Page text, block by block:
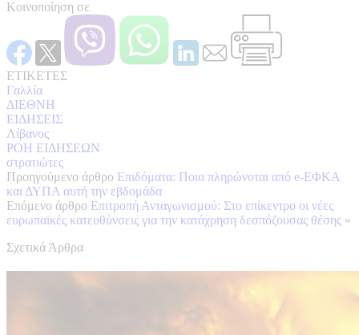
Κοινοποίηση σε
ΕΤΙΚΕΤΕΣ
Γαλλία
ΔΙΕΘΝΗ
ΕΙΔΗΣΕΙΣ
Λίβανος
ΡΟΗ ΕΙΔΗΣΕΩΝ
στρατιώτες
Προηγούμενο άρθρο Επιδόματα: Ποια πληρώνοται από e-ΕΦΚΑ
και ΔΥΠΑ αυτή την εβδομάδα
Επόμενο άρθρο Επιτροπή Ανταγωνισμού: Στο επίκεντρο οι νέες
ευρωπαϊκές κατευθύνσεις για την κατάχρηση δεσπόζουσας θέσης »
Σχετικά Άρθρα